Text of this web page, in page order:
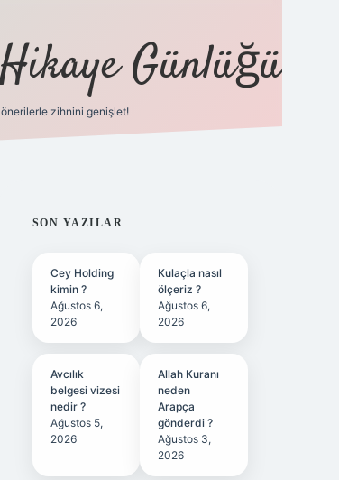
Günlüğü
zihnini genişlet!
SIDEBAR
SON YAZILAR
Cey Holding
kimin ?
Ağustos 6,
2026
Kulaçla nasıl
ölçeriz ?
Ağustos 6,
2026
Avcılık
belgesi vizesi
nedir ?
Ağustos 5,
2026
Allah Kuranı
neden
Arapça
gönderdi ?
Ağustos 3,
2026